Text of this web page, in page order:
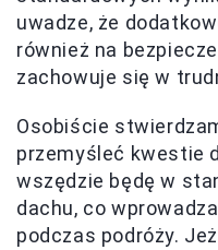
uwadze, że
również na
zachowuje się w
Osobiście
przemyśleć kwestie
wszędzie będę w
dachu, co
podczas podróży.